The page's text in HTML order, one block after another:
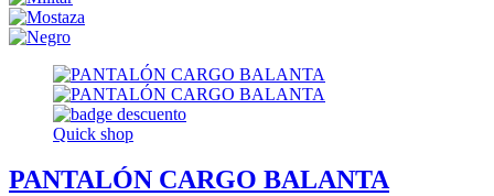
Quick shop
PANTALÓN CARGO BALANTA